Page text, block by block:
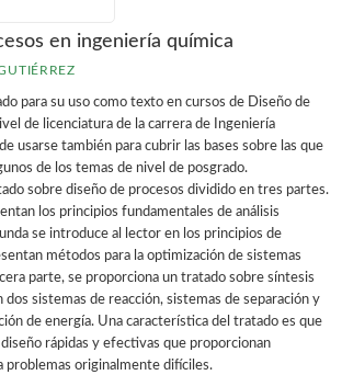
en ingeniería química
para su uso como texto en cursos de Diseño de
de licenciatura de la carrera de Ingeniería
usarse también para cubrir las bases sobre las que
de los temas de nivel de posgrado.
sobre diseño de procesos dividido en tres partes.
los principios fundamentales de análisis
se introduce al lector en los principios de
métodos para la optimización de sistemas
parte, se proporciona un tratado sobre síntesis
dos sistemas de reacción, sistemas de separación y
de energía. Una característica del tratado es que
rápidas y efectivas que proporcionan
problemas originalmente difíciles.